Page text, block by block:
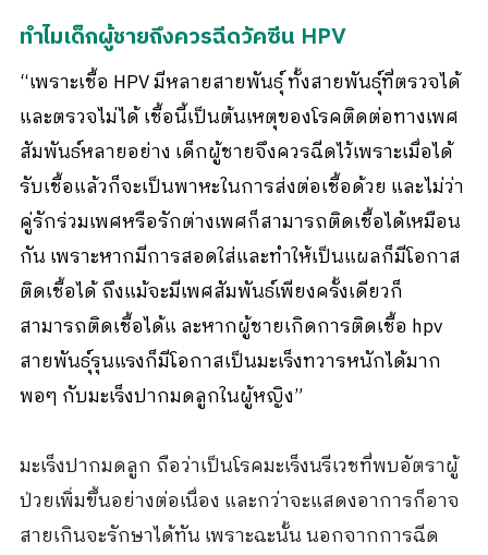
ทำไมเด็กผู้ชายถึงควรฉีดวัคซีน HPV
“เพราะเชื้อ HPV มีหลายสายพันธุ์ ทั้งสายพันธุ์ที่ตรวจได้
และตรวจไม่ได้ เชื้อนี้เป็นต้นเหตุของโรคติดต่อทางเพศ
สัมพันธ์หลายอย่าง เด็กผู้ชายจึงควรฉีดไว้เพราะเมื่อได้
รับเชื้อแล้วก็จะเป็นพาหะในการส่งต่อเชื้อด้วย และไม่ว่า
คู่รักร่วมเพศหรือรักต่างเพศก็สามารถติดเชื้อได้เหมือน
กัน เพราะหากมีการสอดใส่และทำให้เป็นแผลก็มีโอกาส
ติดเชื้อได้ ถึงแม้จะมีเพศสัมพันธ์เพียงครั้งเดียวก็
สามารถติดเชื้อได้แ ละหากผู้ชายเกิดการติดเชื้อ hpv
สายพันธุ์รุนแรงก็มีโอกาสเป็นมะเร็งทวารหนักได้มาก
พอๆ กับมะเร็งปากมดลูกในผู้หญิง”
มะเร็งปากมดลูก ถือว่าเป็นโรคมะเร็งนรีเวชที่พบอัตราผู้
ป่วยเพิ่มขึ้นอย่างต่อเนื่อง และกว่าจะแสดงอาการก็อาจ
สายเกินจะรักษาได้ทัน เพราะฉะนั้น นอกจากการฉีด